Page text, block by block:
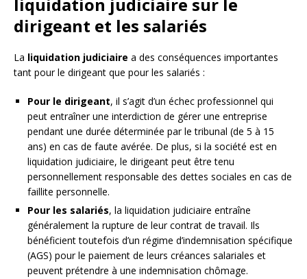
dirigeant et les salariés
La liquidation judiciaire a des conséquences importantes
tant pour le dirigeant que pour les salariés :
Pour le dirigeant, il s’agit d’un échec professionnel qui
peut entraîner une interdiction de gérer une entreprise
pendant une durée déterminée par le tribunal (de 5 à 15
ans) en cas de faute avérée. De plus, si la société est en
liquidation judiciaire, le dirigeant peut être tenu
personnellement responsable des dettes sociales en cas de
faillite personnelle.
Pour les salariés, la liquidation judiciaire entraîne
généralement la rupture de leur contrat de travail. Ils
bénéficient toutefois d’un régime d’indemnisation spécifique
(AGS) pour le paiement de leurs créances salariales et
peuvent prétendre à une indemnisation chômage.